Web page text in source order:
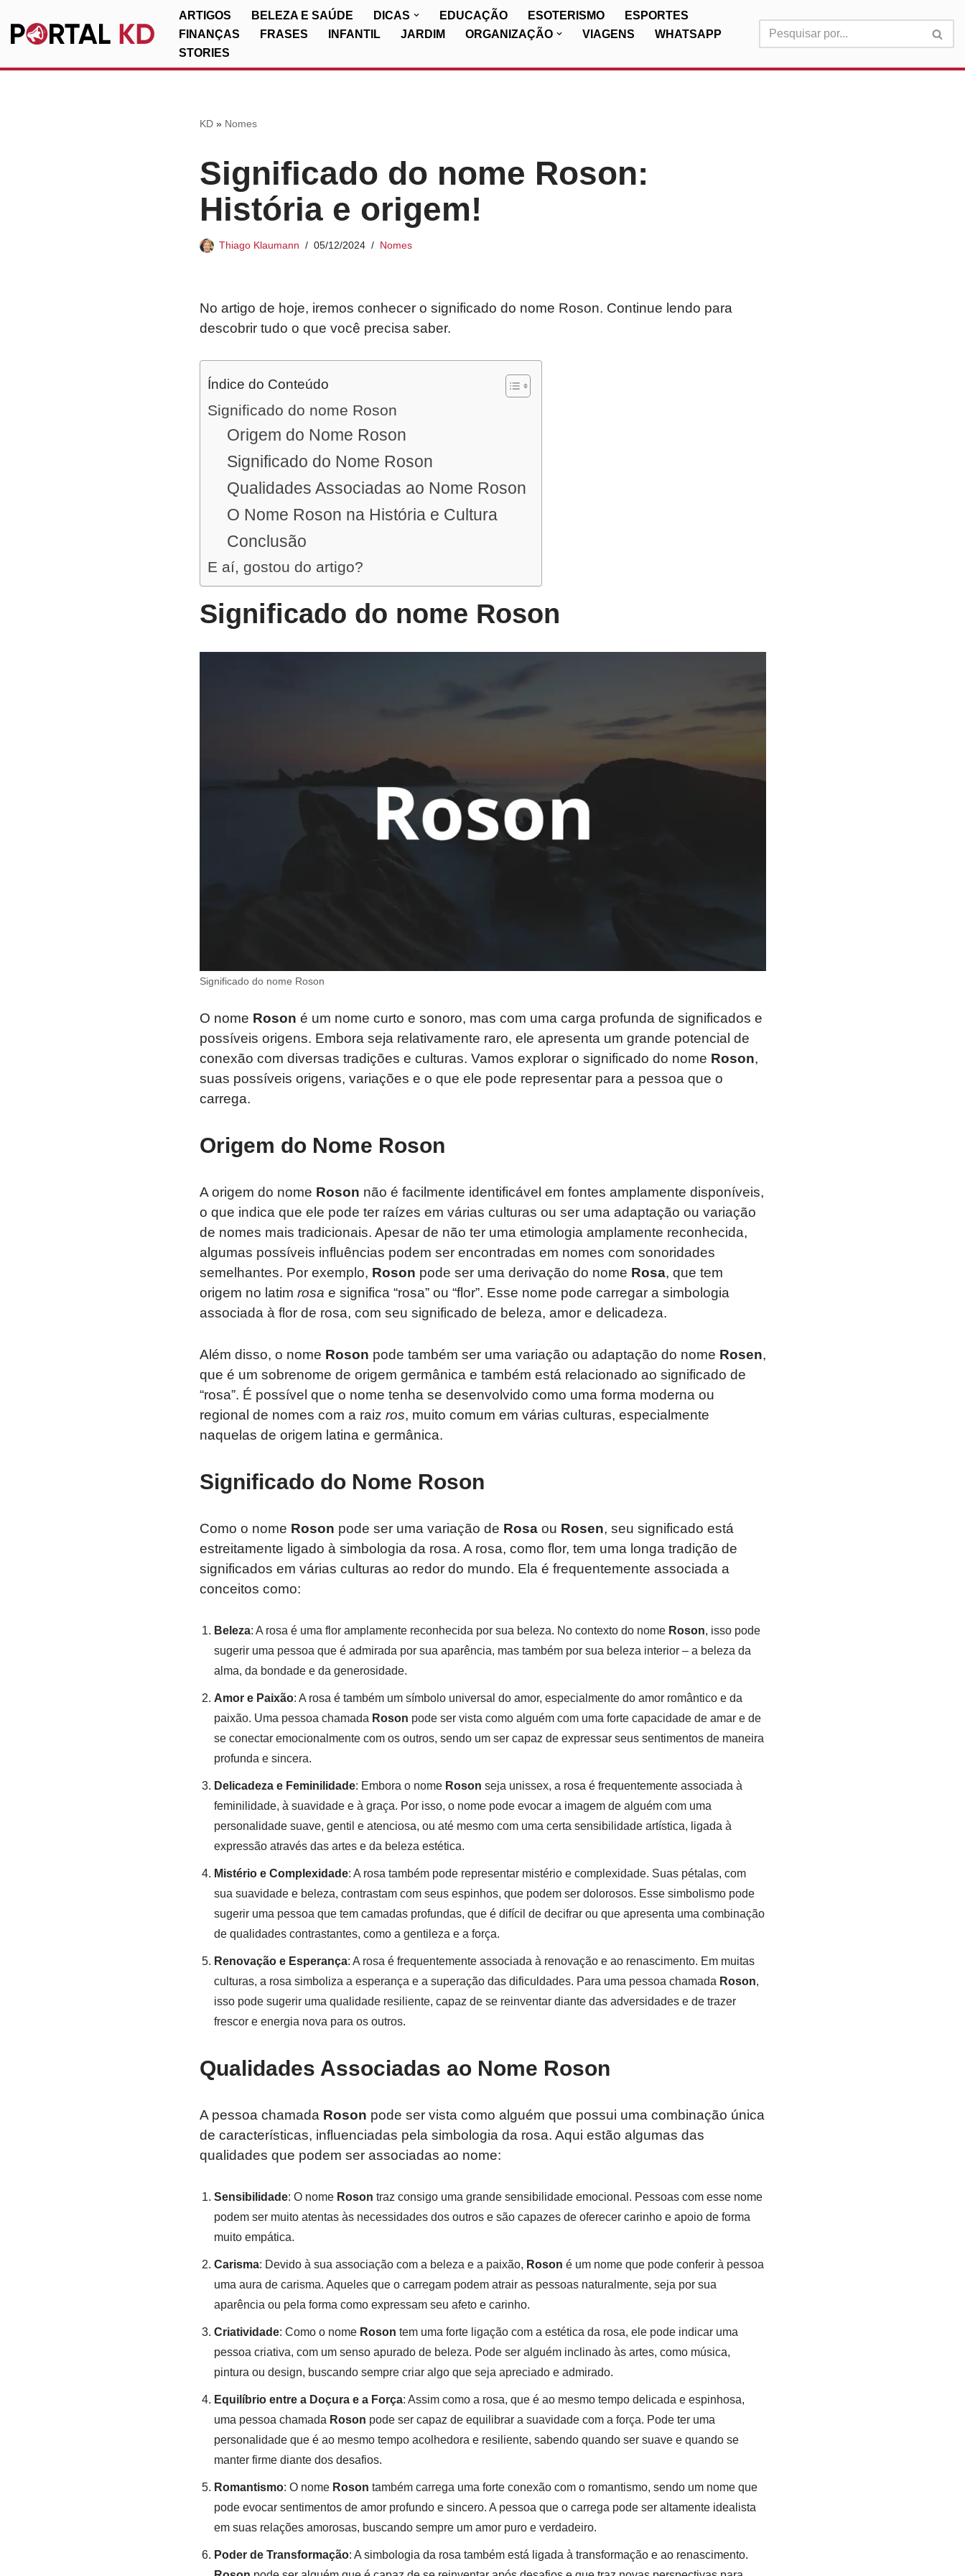
Pular
ARTIGOS BELEZA E SAÚDE DICAS EDUCAÇÃO ESOTERISMO
ESPORTES
FINANÇAS
FRASES INFANTIL JARDIM ORGANIZAÇÃO VIAGENS
WHATSAPP
STORIES
KD» Nomes
Significado do nome Roson:
História e origem!
Thiago Klaumann 05/12/2024 Nomes
No artigo de hoje, iremos conhecer o significado do nome Roson. Continue lendo para
descobrir tudo o que você precisa saber.
Índice do Conteúdo
Significado do nome Roson
Origem do Nome Roson
Significado do Nome Roson
Qualidades Associadas ao Nome Roson
O Nome Roson na História e Cultura
Conclusão
E aí, gostou do artigo?
Significado do nome Roson
Significado do nome Roson
O nome Roson é um nome curto e sonoro, mas com uma carga profunda de significados e
possíveis origens. Embora seja relativamente raro, ele apresenta um grande potencial de
conexão com diversas tradições e culturas. Vamos explorar o significado do nome Roson,
suas possíveis origens, variações e o que ele pode representar para a pessoa que o
carrega.
Origem do Nome Roson
A origem do nome Roson não é facilmente identificável em fontes amplamente disponíveis,
o que indica que ele pode ter raízes em várias culturas ou ser uma adaptação ou variação
de nomes mais tradicionais. Apesar de não ter uma etimologia amplamente reconhecida,
algumas possíveis influências podem ser encontradas em nomes com sonoridades
semelhantes. Por exemplo, Roson pode ser uma derivação do nome Rosa, que tem
origem no latim rosa e significa “rosa” ou “flor”. Esse nome pode carregar a simbologia
associada à flor de rosa, com seu significado de beleza, amor e delicadeza.
Além disso, o nome Roson pode também ser uma variação ou adaptação do nome Rosen,
que é um sobrenome de origem germânica e também está relacionado ao significado de
“rosa”. É possível que o nome tenha se desenvolvido como uma forma moderna ou
regional de nomes com a raiz ros, muito comum em várias culturas, especialmente
naquelas de origem latina e germânica.
Significado do Nome Roson
Como o nome Roson pode ser uma variação de Rosaou Rosen, seu significado está
estreitamente ligado à simbologia da rosa. A rosa, como flor, tem uma longa tradição de
significados em várias culturas ao redor do mundo. Ela é frequentemente associada a
conceitos como:
Beleza: A rosa é uma flor amplamente reconhecida por sua beleza. No contexto do nome Roson, isso pode
sugerir uma pessoa que é admirada por sua aparência, mas também por sua beleza interior – a beleza da
alma, da bondade e da generosidade.
Amor e Paixão: A rosa é também um símbolo universal do amor, especialmente do amor romântico e da
paixão. Uma pessoa chamada Roson pode ser vista como alguém com uma forte capacidade de amar e de
se conectar emocionalmente com os outros, sendo um ser capaz de expressar seus sentimentos de maneira
profunda e sincera.
Delicadeza e Feminilidade: Embora o nome Roson seja unissex, a rosa é frequentemente associada à
feminilidade, à suavidade e à graça. Por isso, o nome pode evocar a imagem de alguém com uma
personalidade suave, gentil e atenciosa, ou até mesmo com uma certa sensibilidade artística, ligada à
expressão através das artes e da beleza estética.
Mistério e Complexidade: A rosa também pode representar mistério e complexidade. Suas pétalas, com
sua suavidade e beleza, contrastam com seus espinhos, que podem ser dolorosos. Esse simbolismo pode
sugerir uma pessoa que tem camadas profundas, que é difícil de decifrar ou que apresenta uma combinação
de qualidades contrastantes, como a gentileza e a força.
Renovação e Esperança: A rosa é frequentemente associada à renovação e ao renascimento. Em muitas
culturas, a rosa simboliza a esperança e a superação das dificuldades. Para uma pessoa chamada Roson,
isso pode sugerir uma qualidade resiliente, capaz de se reinventar diante das adversidades e de trazer
frescor e energia nova para os outros.
Qualidades Associadas ao Nome Roson
A pessoa chamada Roson pode ser vista como alguém que possui uma combinação única
de características, influenciadas pela simbologia da rosa. Aqui estão algumas das
qualidades que podem ser associadas ao nome:
Sensibilidade: O nome Roson traz consigo uma grande sensibilidade emocional. Pessoas com esse nome
podem ser muito atentas às necessidades dos outros e são capazes de oferecer carinho e apoio de forma
muito empática.
Carisma: Devido à sua associação com a beleza e a paixão, Roson é um nome que pode conferir à pessoa
uma aura de carisma. Aqueles que o carregam podem atrair as pessoas naturalmente, seja por sua
aparência ou pela forma como expressam seu afeto e carinho.
Criatividade: Como o nome Roson tem uma forte ligação com a estética da rosa, ele pode indicar uma
pessoa criativa, com um senso apurado de beleza. Pode ser alguém inclinado às artes, como música,
pintura ou design, buscando sempre criar algo que seja apreciado e admirado.
Equilíbrio entre a Doçura e a Força: Assim como a rosa, que é ao mesmo tempo delicada e espinhosa,
uma pessoa chamada Roson pode ser capaz de equilibrar a suavidade com a força. Pode ter uma
personalidade que é ao mesmo tempo acolhedora e resiliente, sabendo quando ser suave e quando se
manter firme diante dos desafios.
Romantismo: O nome Roson também carrega uma forte conexão com o romantismo, sendo um nome que
pode evocar sentimentos de amor profundo e sincero. A pessoa que o carrega pode ser altamente idealista
em suas relações amorosas, buscando sempre um amor puro e verdadeiro.
Poder de Transformação: A simbologia da rosa também está ligada à transformação e ao renascimento.